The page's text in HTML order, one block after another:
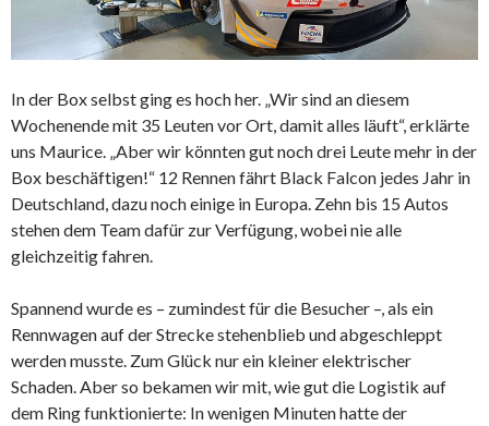
In der Box selbst ging es hoch her. „Wir sind an diesem
Wochenende mit 35 Leuten vor Ort, damit alles läuft“, erklärte
uns Maurice. „Aber wir könnten gut noch drei Leute mehr in der
Box beschäftigen!“ 12 Rennen fährt Black Falcon jedes Jahr in
Deutschland, dazu noch einige in Europa. Zehn bis 15 Autos
stehen dem Team dafür zur Verfügung, wobei nie alle
gleichzeitig fahren.
Spannend wurde es – zumindest für die Besucher –, als ein
Rennwagen auf der Strecke stehenblieb und abgeschleppt
werden musste. Zum Glück nur ein kleiner elektrischer
Schaden. Aber so bekamen wir mit, wie gut die Logistik auf
dem Ring funktionierte: In wenigen Minuten hatte der